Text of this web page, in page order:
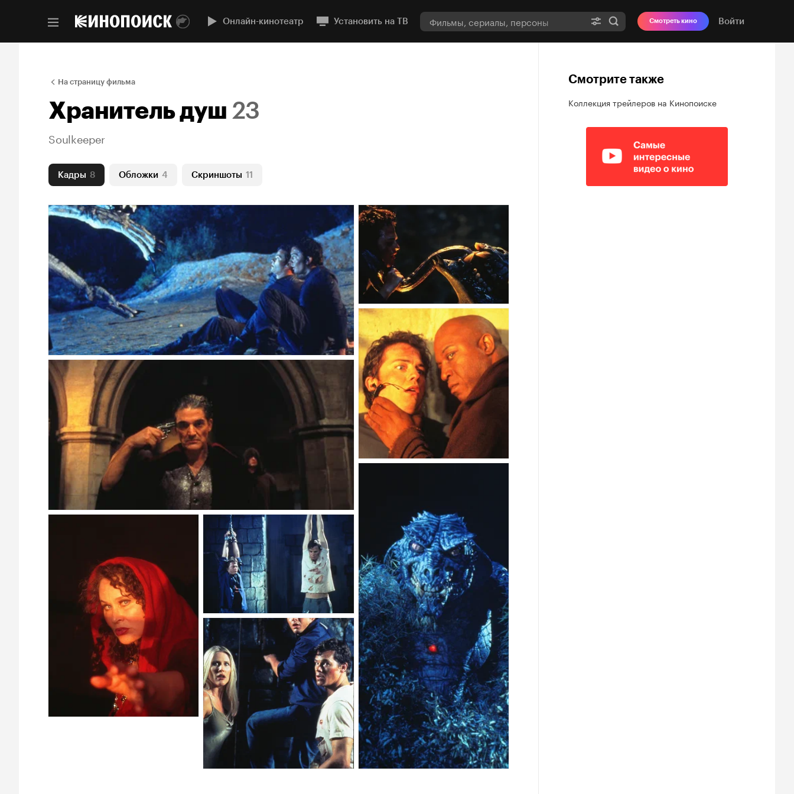
Онлайн-кинотеатр Установить на ТВ Смотреть кино Войти
На страницу фильма
Хранитель душ 23
Soulkeeper
Кадры 8 Обложки 4 Скриншоты 11
Смотрите также
Коллекция трейлеров на Кинопоиске